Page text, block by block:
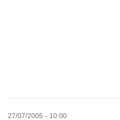
27/07/2005 - 10:00